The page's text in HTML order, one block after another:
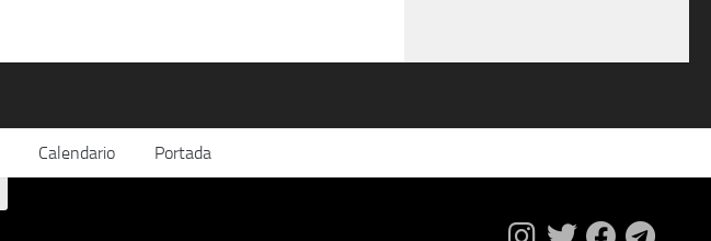
Calendario Portada